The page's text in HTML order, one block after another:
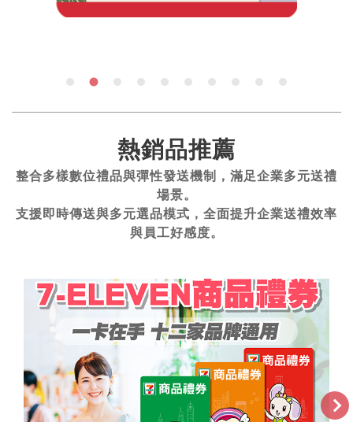
熱銷品推薦
整合多樣數位禮品與彈性發送機制，滿足企業多元送禮
場景。
支援即時傳送與多元選品模式，全面提升企業送禮效率
與員工好感度。